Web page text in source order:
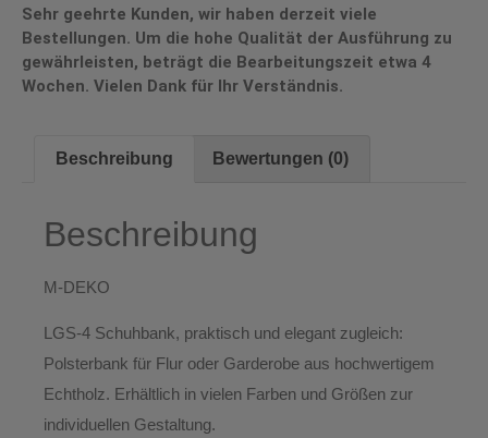
Sehr geehrte Kunden, wir haben derzeit viele
Bestellungen. Um die hohe Qualität der Ausführung zu
gewährleisten, beträgt die Bearbeitungszeit etwa 4
Wochen. Vielen Dank für Ihr Verständnis.
Beschreibung Bewertungen (0)
Beschreibung
M-DEKO
LGS-4 Schuhbank, praktisch und elegant zugleich:
Polsterbank für Flur oder Garderobe aus hochwertigem
Echtholz. Erhältlich in vielen Farben und Größen zur
individuellen Gestaltung.